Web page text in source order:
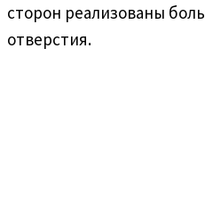
сторон реализованы
отверстия.